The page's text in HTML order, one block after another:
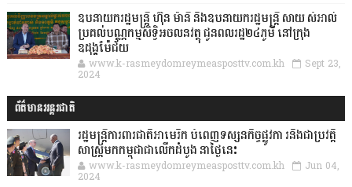
ឧបនាយករដ្ឋមន្ដ្រី ហ៊ុន ម៉ានី និងឧបនាយករដ្ឋមន្ដ្រី សាយ សំអាល់
ប្រគល់បណ្ណកម្មសិទ្ធិអចលនវត្ថុ ជូនពលរដ្ឋ២៤ភូមិ នៅក្រុង
ឧដុង្គម៉ែជ័យ
www.k-rasmeydomreymeasposttv.com.kh Sept 23,
2024
ព័ត៌មានអន្តរជាតិ
រដ្ឋមន្រ្តីការពារជាតិអាមេរិក បំពេញទស្សនកិច្ចផ្លូវកា រនិងជាប្រវត្តិ
សាស្រ្តមកកម្ពុជាជាលើកដំបូង នាថ្ងៃនេះ
www.k-rasmeydomreymeasposttv.com.kh Jun 04,
2024